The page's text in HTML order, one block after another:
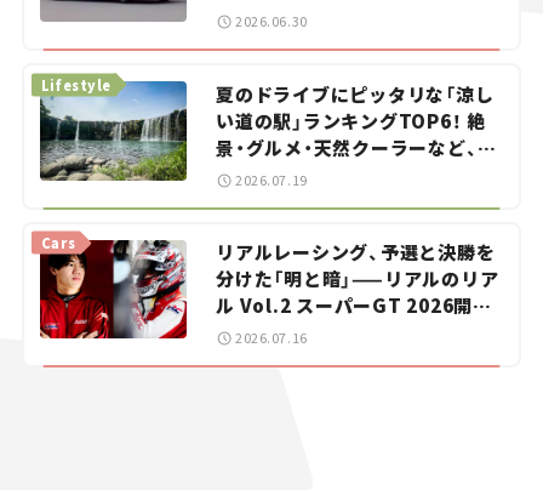
をお手伝い――ちょっとイケてるマ
イカー選び #02
2026.06.30
夏のドライブにピッタリな「涼し
い道の駅」ランキングTOP6！ 絶
景・グルメ・天然クーラーなど、避
暑におすすめのスポットを紹介
Lifestyle
2026.07.19
リアルレーシング、予選と決勝を
分けた「明と暗」——リアルのリア
ル Vol.2 スーパーGT 2026開幕
戦 岡山国際サーキット
Cars
2026.07.16